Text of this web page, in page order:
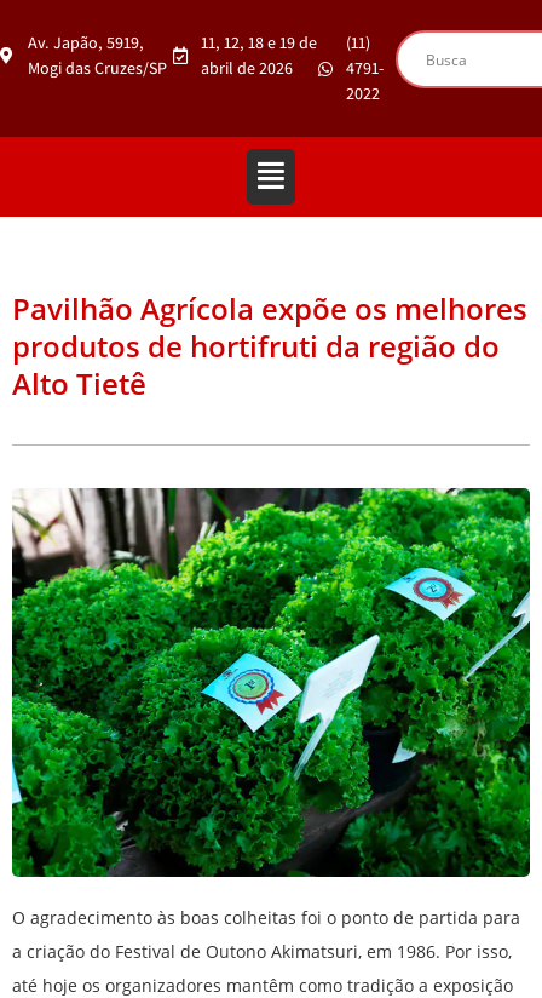
Av. Japão, 5919,
Mogi das Cruzes/SP
11, 12, 18 e 19 de
abril de 2026
(11)
4791-
2022
Pavilhão Agrícola expõe os melhores
produtos de hortifruti da região do
Alto Tietê
O agradecimento às boas colheitas foi o ponto de partida para
a criação do Festival de Outono Akimatsuri, em 1986. Por isso,
até hoje os organizadores mantêm como tradição a exposição